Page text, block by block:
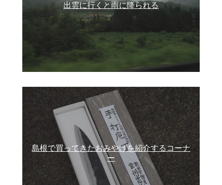
出雲に行くと雨に降られる
島根で買ってきたおみやげを紹介するコーナ
ー